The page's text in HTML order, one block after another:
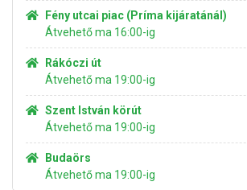
Fény utcai piac (Príma kijáratánál)
Átvehető ma 16:00-ig
Rákóczi út
Átvehető ma 19:00-ig
Szent István körút
Átvehető ma 19:00-ig
Budaörs
Átvehető ma 19:00-ig